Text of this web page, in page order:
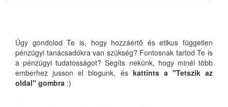
Úgy gondolod Te is, hogy hozzáértő és etikus független
pénzügyi tanácsadókra van szükség? Fontosnak tartod Te is
a pénzügyi tudatosságot? Segíts nekünk, hogy minél több
emberhez jusson el blogunk, és kattints a "Tetszik az
oldal" gombra :)